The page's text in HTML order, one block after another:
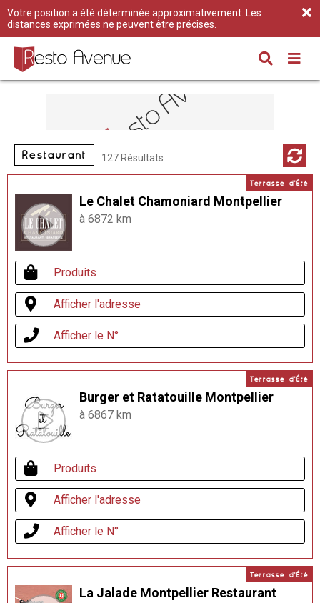
Votre position a été déterminée approximativement. Les
distances exprimées ne peuvent être précises.
Restaurant 127 Résultats
Terrasse d'Été
Le Chalet Chamoniard Montpellier
à 6872 km
Produits
Afficher l'adresse
Afficher le N°
Terrasse d'Été
Burger et Ratatouille Montpellier
à 6867 km
Produits
Afficher l'adresse
Afficher le N°
Terrasse d'Été
La Jalade Montpellier Restaurant